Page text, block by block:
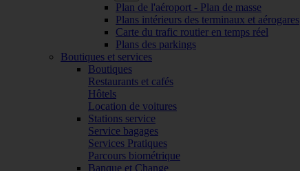
Plan de l'aéroport - Plan de masse
Plans intérieurs des terminaux et aérogares
Carte du trafic routier en temps réel
Plans des parkings
Boutiques et services
Boutiques
Restaurants et cafés
Hôtels
Location de voitures
Stations service
Service bagages
Services Pratiques
Parcours biométrique
Banque et Change